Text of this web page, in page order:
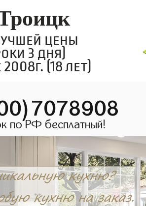
цены
3 дня)
(18 лет)
по РФ бесплатный!